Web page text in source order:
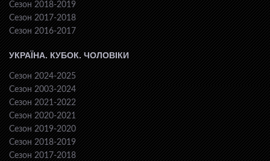
Сезон 2018-2019
Сезон 2017-2018
Сезон 2016-2017
УКРАЇНА. КУБОК. ЧОЛОВІКИ
Сезон 2024-2025
Сезон 2003-2024
Сезон 2021-2022
Сезон 2020-2021
Сезон 2019-2020
Сезон 2018-2019
Сезон 2017-2018